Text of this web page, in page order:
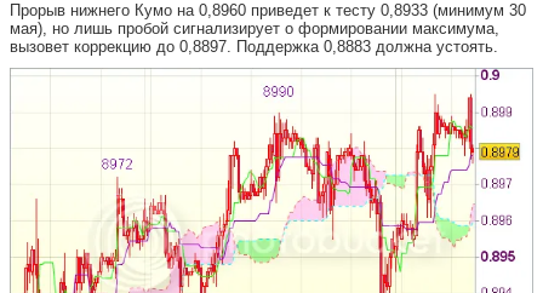
Прорыв нижнего Кумо на 0,8960 приведет к тесту 0,8933 (минимум 30
мая), но лишь пробой сигнализирует о формировании максимума,
вызовет коррекцию до 0,8897. Поддержка 0,8883 должна устоять.